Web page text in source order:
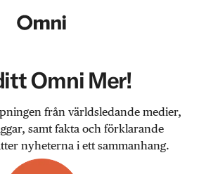
Omni Mer!
från världsledande medier,
samt fakta och förklarande
nyheterna i ett sammanhang.